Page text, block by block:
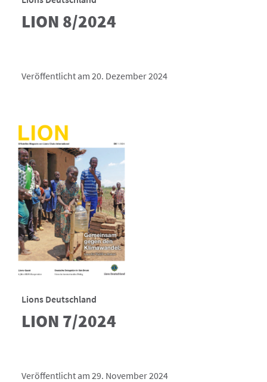
LION 8/2024
Veröffentlicht am 20. Dezember 2024
Lions Deutschland
LION 7/2024
Veröffentlicht am 29. November 2024